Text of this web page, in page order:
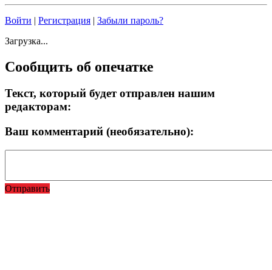
Войти | Регистрация | Забыли пароль?
Загрузка...
Сообщить об опечатке
Текст, который будет отправлен нашим
редакторам:
Ваш комментарий (необязательно):
Отправить